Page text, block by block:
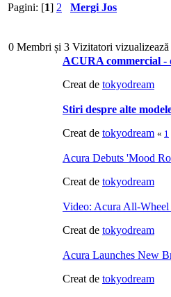
Pagini: [1] 2
Mergi Jos
0 Membri și 3 Vizitatori vizualizează
ACURA commercial -
Creat de tokyodream
Stiri despre alte
Creat de tokyodream « 1
Acura Debuts 'Mood
Creat de tokyodream
Video: Acura All-
Creat de tokyodream
Acura Launches New
Creat de tokyodream